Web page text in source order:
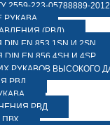
223-05788889-2012
(РВД)
EN 853 1SN И 2SN
EN 856 4SH И 4SP
РУКАВОВ ВЫСОКОГО
РВД
РВД
ПВХ